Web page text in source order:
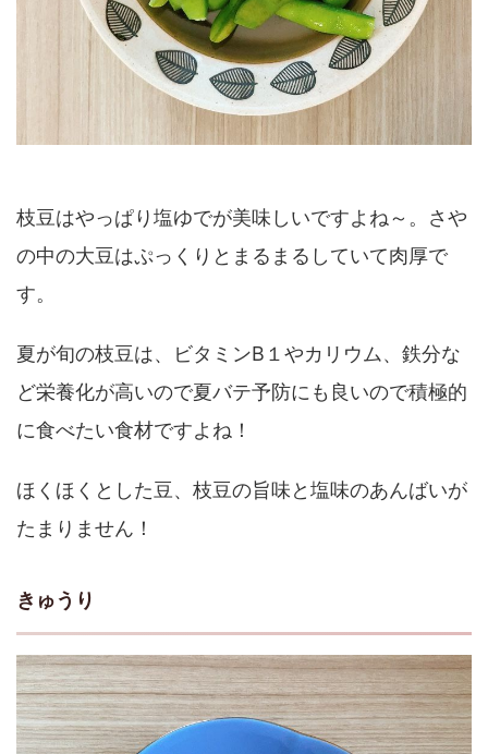
枝豆はやっぱり塩ゆでが美味しいですよね～。さや
の中の大豆はぷっくりとまるまるしていて肉厚で
す。
夏が旬の枝豆は、ビタミンB１やカリウム、鉄分な
ど栄養化が高いので夏バテ予防にも良いので積極的
に食べたい食材ですよね！
ほくほくとした豆、枝豆の旨味と塩味のあんばいが
たまりません！
きゅうり